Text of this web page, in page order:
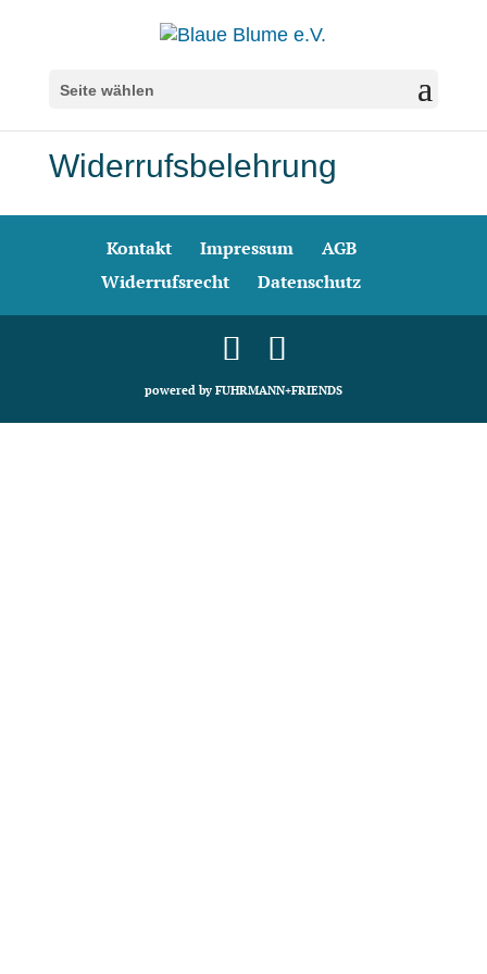
Seite wählen
Widerrufsbelehrung
Kontakt Impressum
AGB
Widerrufsrecht
Datenschutz
powered by FUHRMANN+FRIENDS